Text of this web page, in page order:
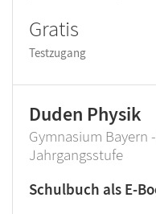
Gratis
Testzugang
Duden Physik
Gymnasium Bayern
Jahrgangsstufe
Schulbuch als E-